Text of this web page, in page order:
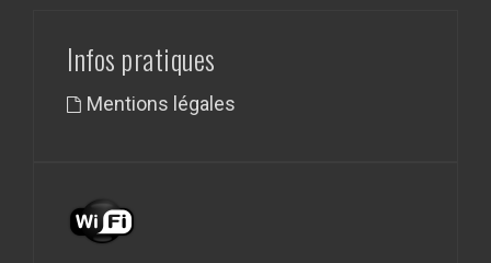
Infos pratiques
Mentions légales